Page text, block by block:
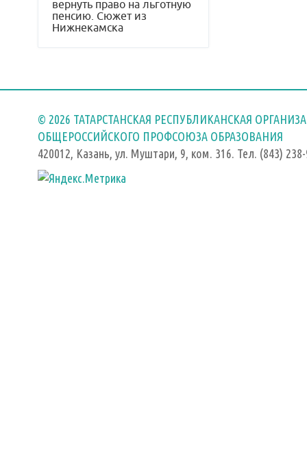
вернуть право на льготную
пенсию. Сюжет из
Нижнекамска
© 2026 ТАТАРСТАНСКАЯ РЕСПУБЛИКАНСКАЯ
ОБЩЕРОССИЙСКОГО ПРОФСОЮЗА ОБРАЗОВАНИЯ
420012, Казань, ул. Муштари, 9, ком. 316. Тел. (843)